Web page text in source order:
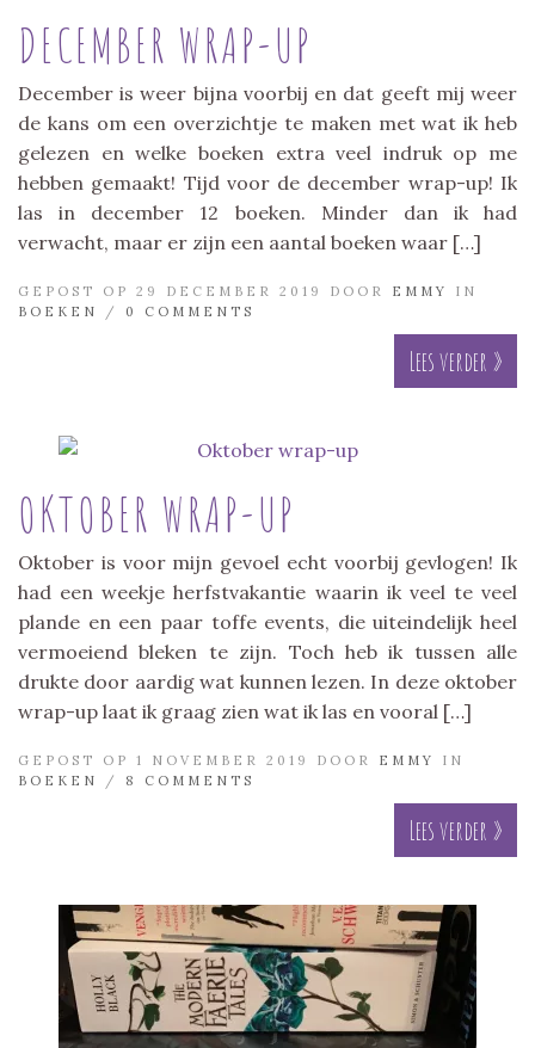
DECEMBER WRAP-UP
December is weer bijna voorbij en dat geeft mij weer
de kans om een overzichtje te maken met wat ik heb
gelezen en welke boeken extra veel indruk op me
hebben gemaakt! Tijd voor de december wrap-up! Ik
las in december 12 boeken. Minder dan ik had
verwacht, maar er zijn een aantal boeken waar […]
GEPOST OP 29 DECEMBER 2019 DOOR EMMY
IN
BOEKEN
/ 0 COMMENTS
Lees verder »
OKTOBER WRAP-UP
Oktober is voor mijn gevoel echt voorbij gevlogen! Ik
had een weekje herfstvakantie waarin ik veel te veel
plande en een paar toffe events, die uiteindelijk heel
vermoeiend bleken te zijn. Toch heb ik tussen alle
drukte door aardig wat kunnen lezen. In deze oktober
wrap-up laat ik graag zien wat ik las en vooral […]
GEPOST OP 1 NOVEMBER 2019 DOOR EMMY
IN
BOEKEN
/ 8 COMMENTS
Lees verder »